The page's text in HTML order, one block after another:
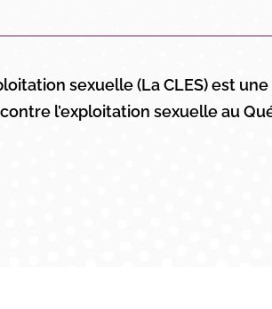
sexuelle (La CLES) est
l’exploitation sexuelle au